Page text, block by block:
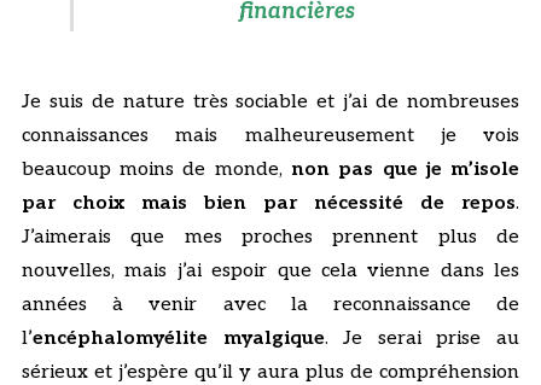
financières
Je suis de nature très sociable et j’ai de nombreuses
connaissances mais malheureusement je vois
beaucoup moins de monde, non pas que je m’isole
par choix mais bien par nécessité de repos.
J’aimerais que mes proches prennent plus de
nouvelles, mais j’ai espoir que cela vienne dans les
années à venir avec la reconnaissance de
l’encéphalomyélite myalgique. Je serai prise au
sérieux et j’espère qu’il y aura plus de compréhension